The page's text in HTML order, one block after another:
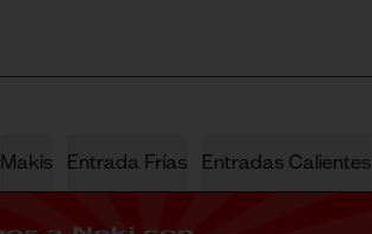
Makis Entrada Frías Entradas Calientes